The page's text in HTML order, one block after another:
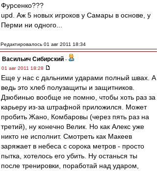
Фурсенко???
upd. Аж 5 новых игроков у Самары в основе, у
Перми ни одного...
Редактировалось 01 авг 2011 18:34
Васильич Сибирский -
01 авг 2011 18:28
Еще у нас с дальними ударами полный швах. А
ведь это хлеб полузащиты и защитников.
Дзюбинью вообще не помню, чтобы хоть раз за
карьеру из-за штрафной приложился. Может
пробить Жано, Комбаровы (через пять раз на
третий), ну конечно Велик. Но как Алекс уже
никто не исполнит. Смотреть как Макеев
заряжает в небеса с сорока метров - просто
пытка, хотелось его убить. Ну останься ты
после тренировки, поработай над ударом,